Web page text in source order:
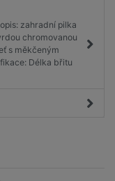
zahradní pilka
chromovanou
s měkčeným
Délka břitu